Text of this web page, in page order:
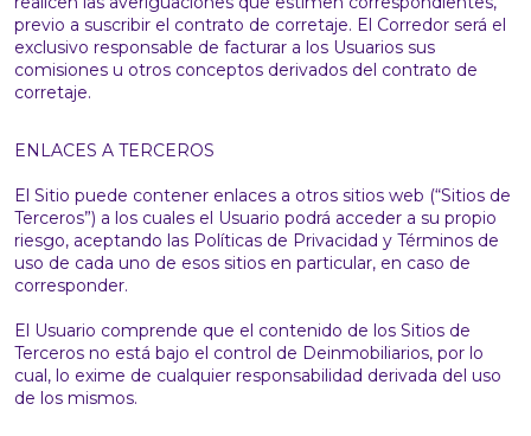
previo a suscribir el contrato de corretaje. El Corredor será el
exclusivo responsable de facturar a los Usuarios sus
comisiones u otros conceptos derivados del contrato de
corretaje.
ENLACES A TERCEROS
El Sitio puede contener enlaces a otros sitios web (“Sitios de
Terceros”) a los cuales el Usuario podrá acceder a su propio
riesgo, aceptando las Políticas de Privacidad y Términos de
uso de cada uno de esos sitios en particular, en caso de
corresponder.
El Usuario comprende que el contenido de los Sitios de
Terceros no está bajo el control de Deinmobiliarios, por lo
cual, lo exime de cualquier responsabilidad derivada del uso
de los mismos.